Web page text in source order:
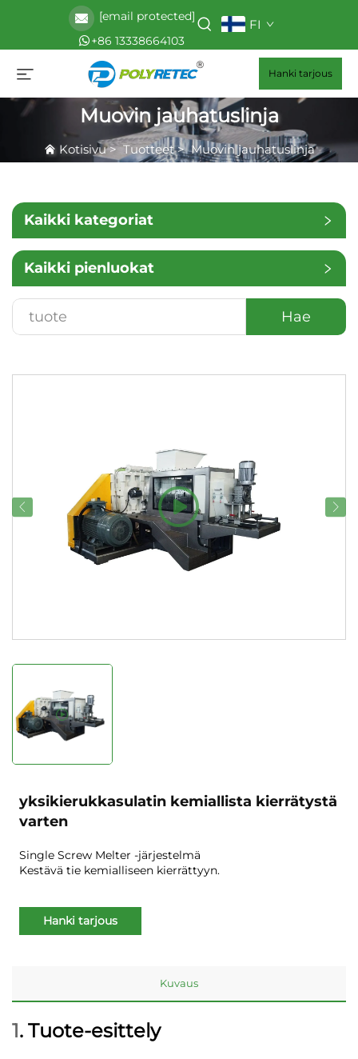
[email protected]
+86 13338664103
FI
Hanki tarjous
Muovin jauhatuslinja
Kotisivu>Tuotteet>Muovin jauhatuslinja
Kaikki kategoriat
Kaikki pienluokat
Hae
yksikierukkasulatin kemiallista kierrätystä
varten
Single Screw Melter -järjestelmä
Kestävä tie kemialliseen kierrättyyn.
Hanki tarjous
Kuvaus
1. Tuote-esittely